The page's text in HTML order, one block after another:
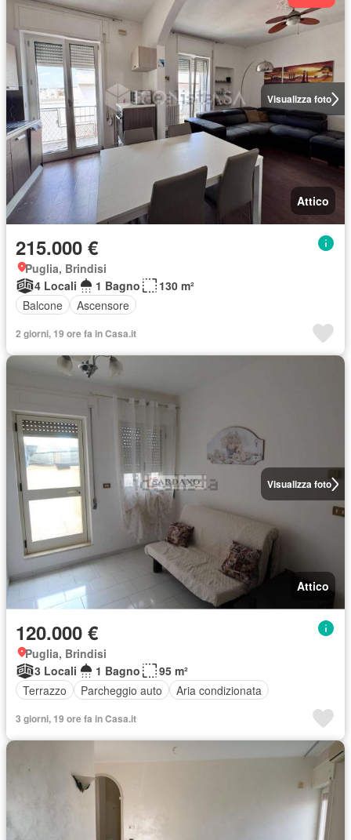
Visualizza foto
Attico
215.000 €
Puglia, Brindisi
4 Locali
1 Bagno
130 m²
Balcone
Ascensore
2 giorni, 19 ore fa in Casa.it
Visualizza foto
Attico
120.000 €
Puglia, Brindisi
3 Locali
1 Bagno
95 m²
Terrazzo
Parcheggio auto Aria condizionata
3 giorni, 19 ore fa in Casa.it